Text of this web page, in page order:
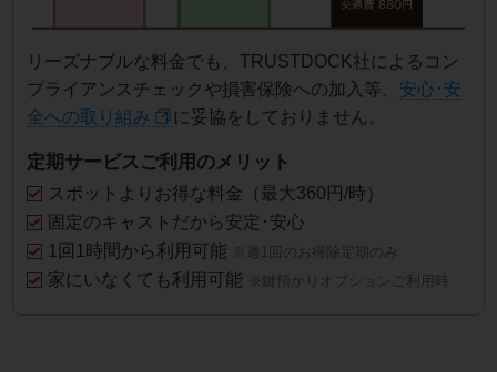
リーズナブルな料金でも、TRUSTDOCK社によるコン
プライアンスチェックや損害保険への加入等、 安心･安
全への取り組み
に妥協をしておりません。
定期サービスご利用のメリット
スポットよりお得な料金（最大360円/時）
固定のキャストだから安定･安心
1回1時間から利用可能 ※週1回のお掃除定期のみ
家にいなくても利用可能 ※鍵預かりオプションご利用時